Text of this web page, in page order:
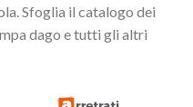
Sfoglia il catalogo dei
dago e tutti gli altri